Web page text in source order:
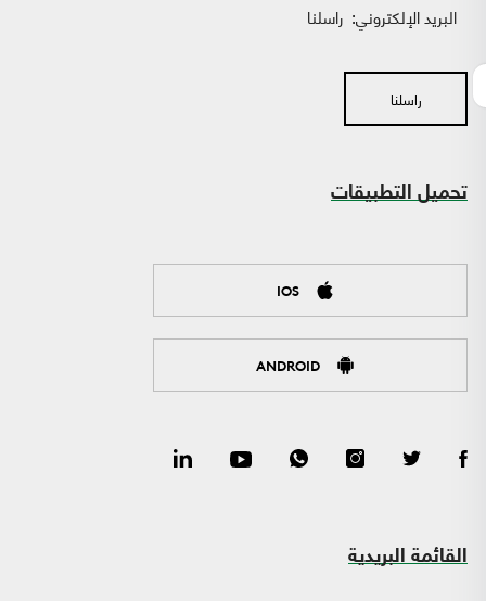
البريد الإلكتروني: راسلنا
راسلنا
تحميل التطبيقات
IOS
ANDROID
القائمة البريدية